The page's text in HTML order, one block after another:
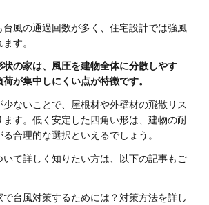
風の通過回数が多く、住宅設計では強風
す。
の家は、風圧を建物全体に分散しやす
が集中しにくい点が特徴です。
ないことで、屋根材や外壁材の飛散リス
す。低く安定した四角い形は、建物の耐
合理的な選択といえるでしょう。
て詳しく知りたい方は、以下の記事もご
で台風対策するためには？対策方法を詳し